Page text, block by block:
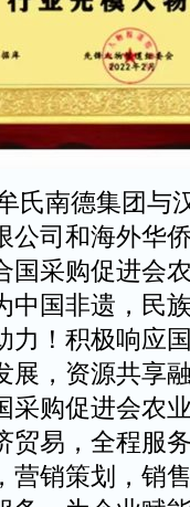
氏南德集团与
公司和海外华
国采购促进会
中国非遗，民
力！积极响应
展，资源共享
采购促进会农
贸易，全程服
营销策划，销